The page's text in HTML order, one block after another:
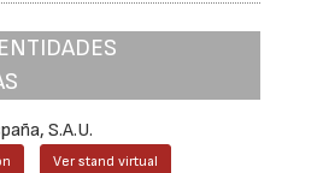
S.A.U.
Ver stand virtual